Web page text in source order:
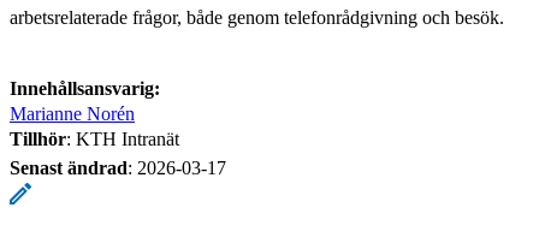
arbetsrelaterade frågor, både genom telefonrådgivning och besök.
Innehållsansvarig:
Marianne Norén
Tillhör: KTH Intranät
Senast ändrad: 2026-03-17